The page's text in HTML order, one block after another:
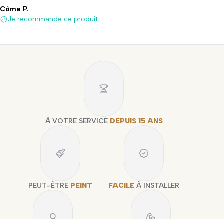
Côme P.
Je recommande ce produit
À VOTRE SERVICE DEPUIS 15 ANS
PEUT-ÊTRE PEINT FACILE À INSTALLER